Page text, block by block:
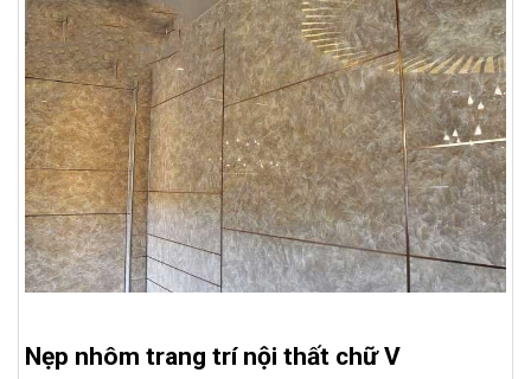
Nẹp nhôm trang trí nội thất chữ V